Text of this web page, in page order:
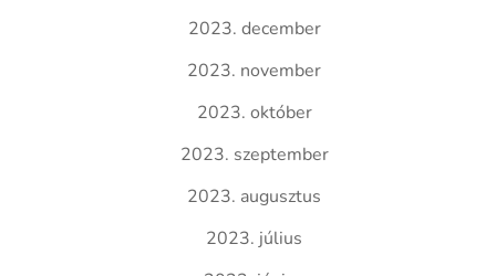
2023. december
2023. november
2023. október
2023. szeptember
2023. augusztus
2023. július